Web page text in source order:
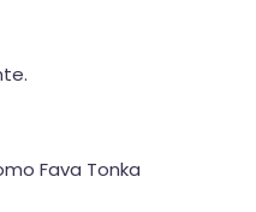
Fava Tonka